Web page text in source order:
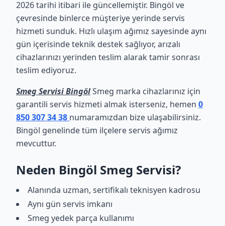
2026 tarihi itibari ile güncellemiştir. Bingöl ve
çevresinde binlerce müşteriye yerinde servis
hizmeti sunduk. Hızlı ulaşım ağımız sayesinde aynı
gün içerisinde teknik destek sağlıyor, arızalı
cihazlarınızı yerinden teslim alarak tamir sonrası
teslim ediyoruz.
Smeg Servisi BingölSmeg marka cihazlarınız için
garantili servis hizmeti almak isterseniz, hemen 0
850 307 34 38 numaramızdan bize ulaşabilirsiniz.
Bingöl genelinde tüm ilçelere servis ağımız
mevcuttur.
Neden Bingöl Smeg Servisi?
Alanında uzman, sertifikalı teknisyen kadrosu
Aynı gün servis imkanı
Smeg yedek parça kullanımı